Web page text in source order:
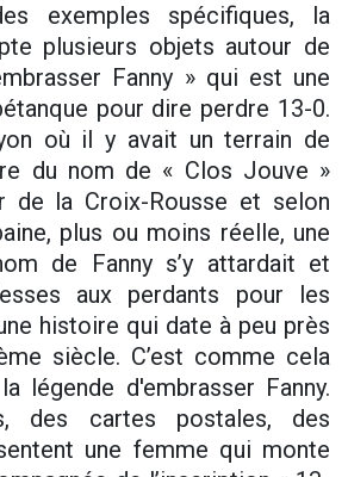
exemples spécifiques, la
plusieurs objets autour de
Fanny » qui est une
pour dire perdre 13-0.
où il y avait un terrain de
du nom de « Clos Jouve »
de la Croix-Rousse et selon
plus ou moins réelle, une
de Fanny s’y attardait et
aux perdants pour les
histoire qui date à peu près
siècle. C’est comme cela
légende d'embrasser Fanny.
des cartes postales, des
une femme qui monte